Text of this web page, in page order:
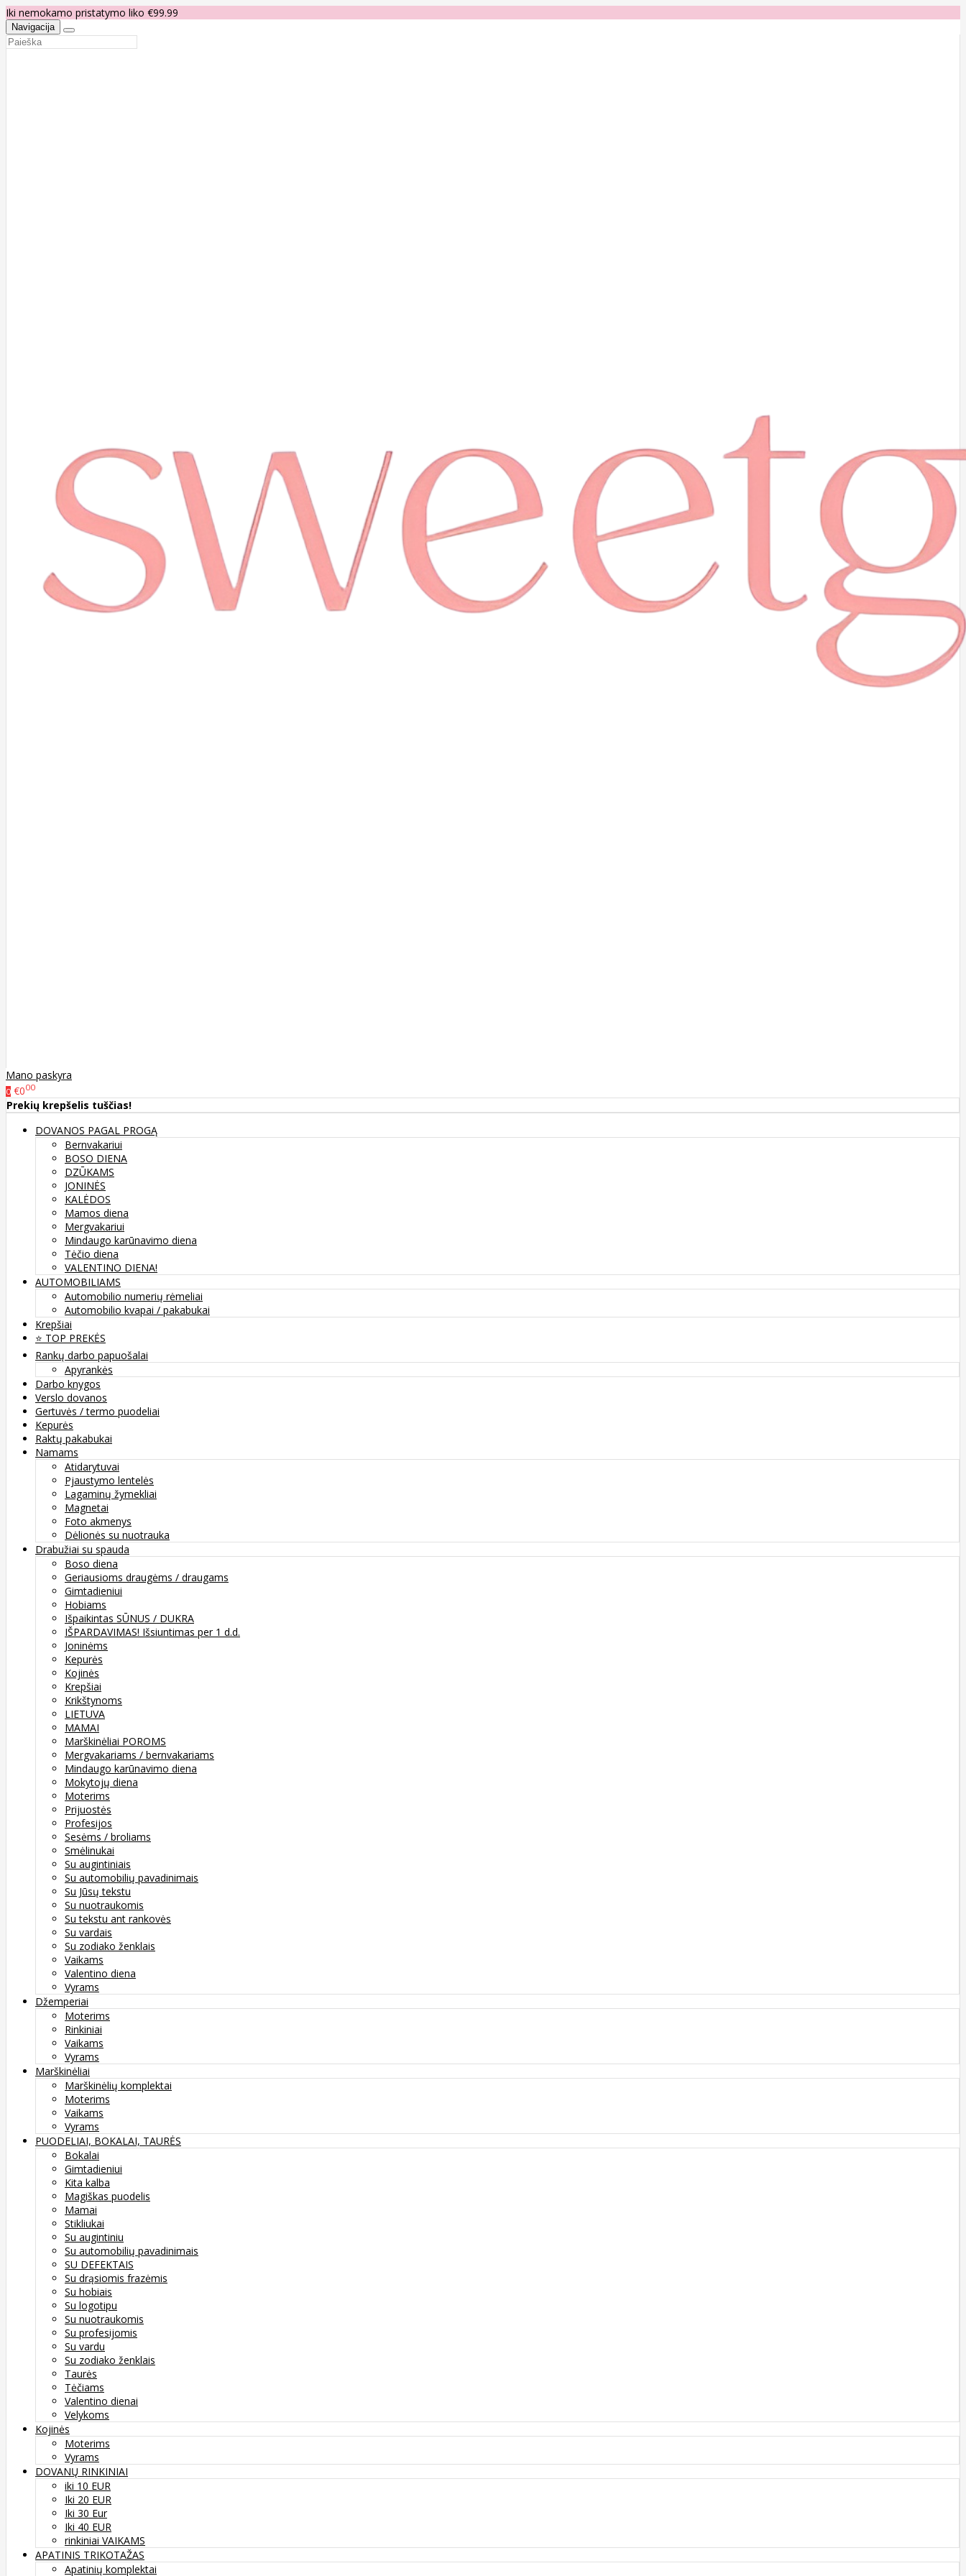
Iki nemokamo pristatymo liko €99.99
Navigacija
Mano paskyra
0 €000
Prekių krepšelis tuščias!
DOVANOS PAGAL PROGĄ
Bernvakariui
BOSO DIENA
DZŪKAMS
JONINĖS
KALĖDOS
Mamos diena
Mergvakariui
Mindaugo karūnavimo diena
Tėčio diena
VALENTINO DIENA!
AUTOMOBILIAMS
Automobilio numerių rėmeliai
Automobilio kvapai / pakabukai
Krepšiai
⭐️ TOP PREKĖS
Rankų darbo papuošalai
Apyrankės
Darbo knygos
Verslo dovanos
Gertuvės / termo puodeliai
Kepurės
Raktų pakabukai
Namams
Atidarytuvai
Pjaustymo lentelės
Lagaminų žymekliai
Magnetai
Foto akmenys
Dėlionės su nuotrauka
Drabužiai su spauda
Boso diena
Geriausioms draugėms / draugams
Gimtadieniui
Hobiams
Išpaikintas SŪNUS / DUKRA
IŠPARDAVIMAS! Išsiuntimas per 1 d.d.
Joninėms
Kepurės
Kojinės
Krepšiai
Krikštynoms
LIETUVA
MAMAI
Marškinėliai POROMS
Mergvakariams / bernvakariams
Mindaugo karūnavimo diena
Mokytojų diena
Moterims
Prijuostės
Profesijos
Sesėms / broliams
Smėlinukai
Su augintiniais
Su automobilių pavadinimais
Su Jūsų tekstu
Su nuotraukomis
Su tekstu ant rankovės
Su vardais
Su zodiako ženklais
Vaikams
Valentino diena
Vyrams
Džemperiai
Moterims
Rinkiniai
Vaikams
Vyrams
Marškinėliai
Marškinėlių komplektai
Moterims
Vaikams
Vyrams
PUODELIAI, BOKALAI, TAURĖS
Bokalai
Gimtadieniui
Kita kalba
Magiškas puodelis
Mamai
Stikliukai
Su augintiniu
Su automobilių pavadinimais
SU DEFEKTAIS
Su drąsiomis frazėmis
Su hobiais
Su logotipu
Su nuotraukomis
Su profesijomis
Su vardu
Su zodiako ženklais
Taurės
Tėčiams
Valentino dienai
Velykoms
Kojinės
Moterims
Vyrams
DOVANŲ RINKINIAI
iki 10 EUR
Iki 20 EUR
Iki 30 Eur
Iki 40 EUR
rinkiniai VAIKAMS
APATINIS TRIKOTAŽAS
Apatinių komplektai